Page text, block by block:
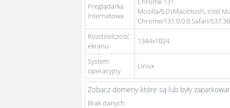
Preglądarka
internetowa
Mozilla/5.0 (Macintosh; Intel
Chrome/131.0.0.0 Safari/
Rozdzielczość
ekranu
1344x1024
System
operacyjny
Linux
Zobacz domeny które są lub były
Brak danych.